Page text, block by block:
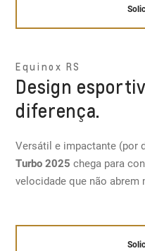
Equinox RS
Design
diferença.
Versátil e impactante (por
Turbo 2025 chega para
velocidade que não abrem